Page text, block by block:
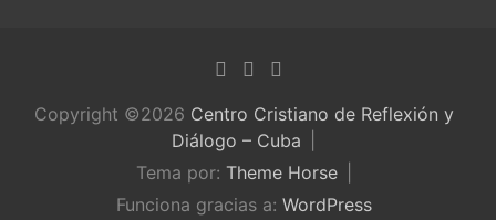
Copyright ©2026 Centro Cristiano de Reflexión y
Diálogo – Cuba
Tema por: Theme Horse
Funciona gracias a: WordPress